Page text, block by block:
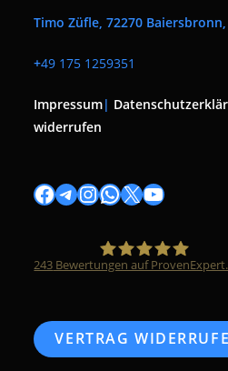
Timo Züfle, 72270
+49 175 1259351
Impressum|
widerrufen
Facebook
Telegram
Instagram
WhatsApp
X YouTube
243 Bewertungen auf
VERTRAG